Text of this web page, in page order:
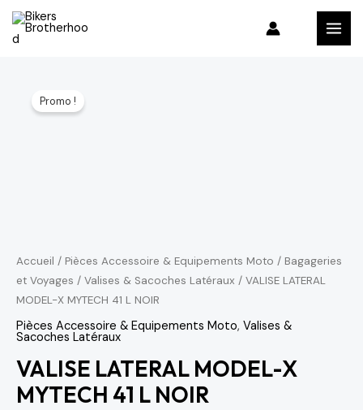
Aller
Promo !
Accueil / Pièces Accessoire & Equipements Moto / Bagageries
et Voyages / Valises & Sacoches Latéraux / VALISE LATERAL
MODEL-X MYTECH 41 L NOIR
Pièces Accessoire & Equipements Moto, Valises &
Sacoches Latéraux
VALISE LATERAL MODEL-X
MYTECH 41 L NOIR
L
NOIR